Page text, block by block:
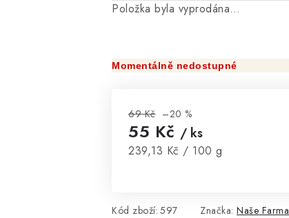
Položka byla vyprodána…
Momentálně nedostupné
69 Kč –20 %
55 Kč / ks
Měrná cena:
239,13 Kč / 100 g
Kód zboží: 597 Značka: Naše Farma